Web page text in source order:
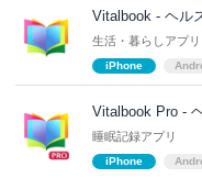
Vitalbook - ヘル
生活・暮らしアプリ
iPhone
Vitalbook Pro -
睡眠記録アプリ
iPhone